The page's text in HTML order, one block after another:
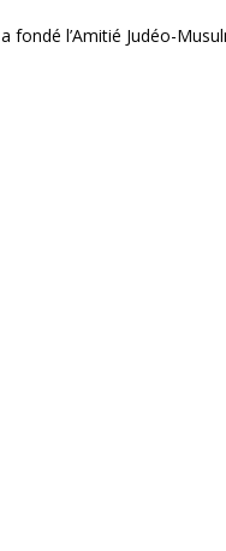
fondé l’Amitié Judéo-